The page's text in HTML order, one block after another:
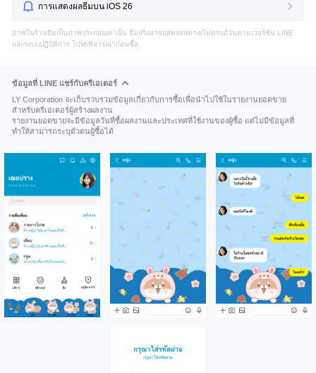
การแสดงผลธีมบน iOS 26
ภาพในร้านธีมเป็นภาพประกอบเท่านั้น ธีมจริงอาจแสดงผลต่าง/ไม่ครบถ้วนตามเวอร์ชัน LINE
และระบบปฏิบัติการ โปรดพิจารณาก่อนซื้อ
ข้อมูลที่ LINE แชร์กับครีเอเตอร์
LY Corporation จะเก็บรวบรวมข้อมูลเกี่ยวกับการซื้อเพื่อนำไปใช้ในรายงานยอดขาย
สำหรับครีเอเตอร์ผู้สร้างผลงาน
รายงานยอดขายจะมีข้อมูลวันที่ซื้อผลงานและประเทศที่ใช้งานของผู้ซื้อ แต่ไม่มีข้อมูลที่
ทำให้สามารถระบุตัวตนผู้ซื้อได้